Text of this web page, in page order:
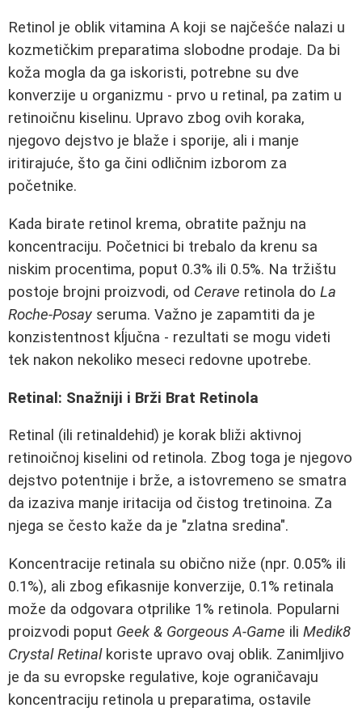
Retinol je oblik vitamina A koji se najčešće nalazi u
kozmetičkim preparatima slobodne prodaje. Da bi
koža mogla da ga iskoristi, potrebne su dve
konverzije u organizmu - prvo u retinal, pa zatim u
retinoičnu kiselinu. Upravo zbog ovih koraka,
njegovo dejstvo je blaže i sporije, ali i manje
iritirajuće, što ga čini odličnim izborom za
početnike.
Kada birate retinol krema, obratite pažnju na
koncentraciju. Početnici bi trebalo da krenu sa
niskim procentima, poput 0.3% ili 0.5%. Na tržištu
postoje brojni proizvodi, od Cerave retinola do La
Roche-Posay seruma. Važno je zapamtiti da je
konzistentnost kĺjučna - rezultati se mogu videti
tek nakon nekoliko meseci redovne upotrebe.
Retinal: Snažniji i Brži Brat Retinola
Retinal (ili retinaldehid) je korak bliži aktivnoj
retinoičnoj kiselini od retinola. Zbog toga je njegovo
dejstvo potentnije i brže, a istovremeno se smatra
da izaziva manje iritacija od čistog tretinoina. Za
njega se često kaže da je "zlatna sredina".
Koncentracije retinala su obično niže (npr. 0.05% ili
0.1%), ali zbog efikasnije konverzije, 0.1% retinala
može da odgovara otprilike 1% retinola. Popularni
proizvodi poput Geek & Gorgeous A-Game ili Medik8
Crystal Retinalkoriste upravo ovaj oblik. Zanimljivo
je da su evropske regulative, koje ograničavaju
koncentraciju retinola u preparatima, ostavile